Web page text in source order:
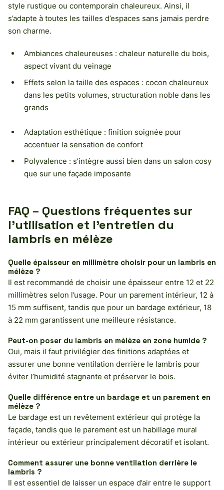
style rustique ou contemporain chaleureux. Ainsi, il
s’adapte à toutes les tailles d’espaces sans jamais perdre
son charme.
Ambiances chaleureuses : chaleur naturelle du bois,
aspect vivant du veinage
Effets selon la taille des espaces : cocon chaleureux
dans les petits volumes, structuration noble dans les
grands
Adaptation esthétique : finition soignée pour
accentuer la sensation de confort
Polyvalence : s’intègre aussi bien dans un salon cosy
que sur une façade imposante
FAQ – Questions fréquentes sur
l’utilisation et l’entretien du
lambris en mélèze
Quelle épaisseur en millimètre choisir pour un lambris en
mélèze ?
Il est recommandé de choisir une épaisseur entre 12 et 22
millimètres selon l’usage. Pour un parement intérieur, 12 à
15 mm suffisent, tandis que pour un bardage extérieur, 18
à 22 mm garantissent une meilleure résistance.
Peut-on poser du lambris en mélèze en zone humide ?
Oui, mais il faut privilégier des finitions adaptées et
assurer une bonne ventilation derrière le lambris pour
éviter l’humidité stagnante et préserver le bois.
Quelle différence entre un bardage et un parement en
mélèze ?
Le bardage est un revêtement extérieur qui protège la
façade, tandis que le parement est un habillage mural
intérieur ou extérieur principalement décoratif et isolant.
Comment assurer une bonne ventilation derrière le
lambris ?
Il est essentiel de laisser un espace d’air entre le support